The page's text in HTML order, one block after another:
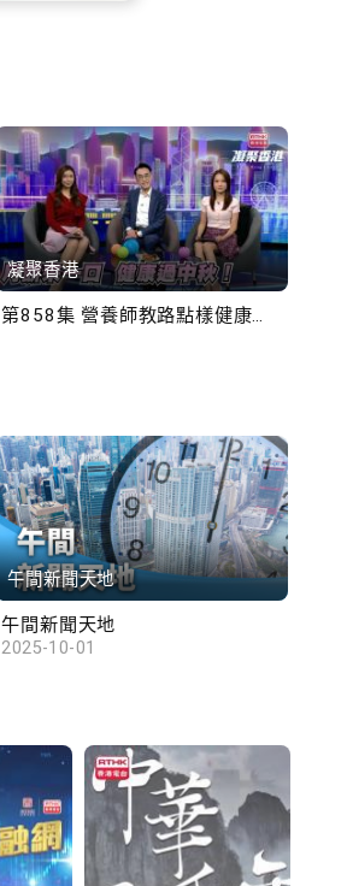
凝聚香港
午間新聞天地
午間新聞天地
2025-10-01